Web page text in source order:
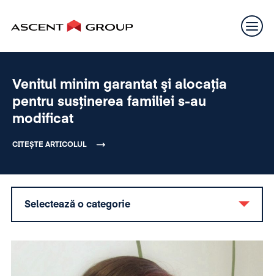
Venitul minim garantat şi alocaţia
pentru susţinerea familiei s-au
modificat
CITEȘTE ARTICOLUL
Selectează o categorie